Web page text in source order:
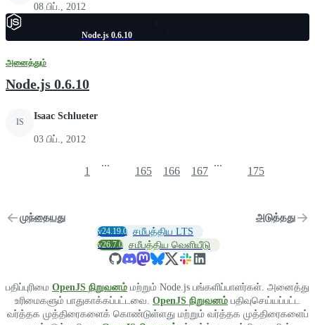
08 பிப்., 2012
Node.js 0.6.10
அனைத்தும்
Node.js 0.6.10
IS
Isaac Schlueter
03 பிப்., 2012
முந்தையது
1
...
165 166 167
...
175
அடுத்தது
v24.19.0 சமீபத்திய LTS
v26.7.0 சமீபத்திய வெளியீடு
பதிப்புரிமை OpenJS நிறுவனம் மற்றும் Node.js பங்களிப்பாளர்கள். அனைத்து
உரிமைகளும் பாதுகாக்கப்பட்டவை. OpenJS நிறுவனம் பதிவுசெய்யப்பட்ட
வர்த்தக முத்திரைகளைக் கொண்டுள்ளது மற்றும் வர்த்தக முத்திரைகளைப்